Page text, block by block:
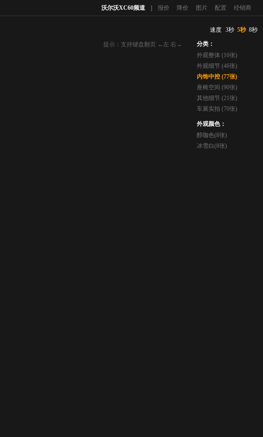
沃尔沃XC60频道 报价 降价 图片 配置 经销商
提示：支持键盘翻页 ←左 右→
速度 3秒 5秒 8秒
分类：
外观整体 (16张)
外观细节 (46张)
内饰中控 (77张)
座椅空间 (90张)
其他细节 (21张)
车展实拍 (70张)
外观颜色：
醇咖色(8张)
冰雪白(8张)